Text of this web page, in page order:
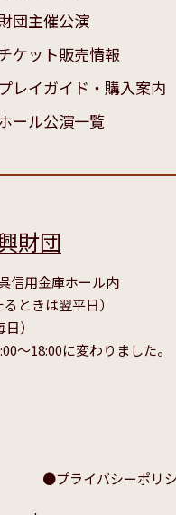
団主催公演
ケット販売情報
プレイガイド・購入案内
ール公演一覧
財団
信用金庫ホール内
ときは翌平日）
）
～18:00に変わりました。
プライバシーポリ